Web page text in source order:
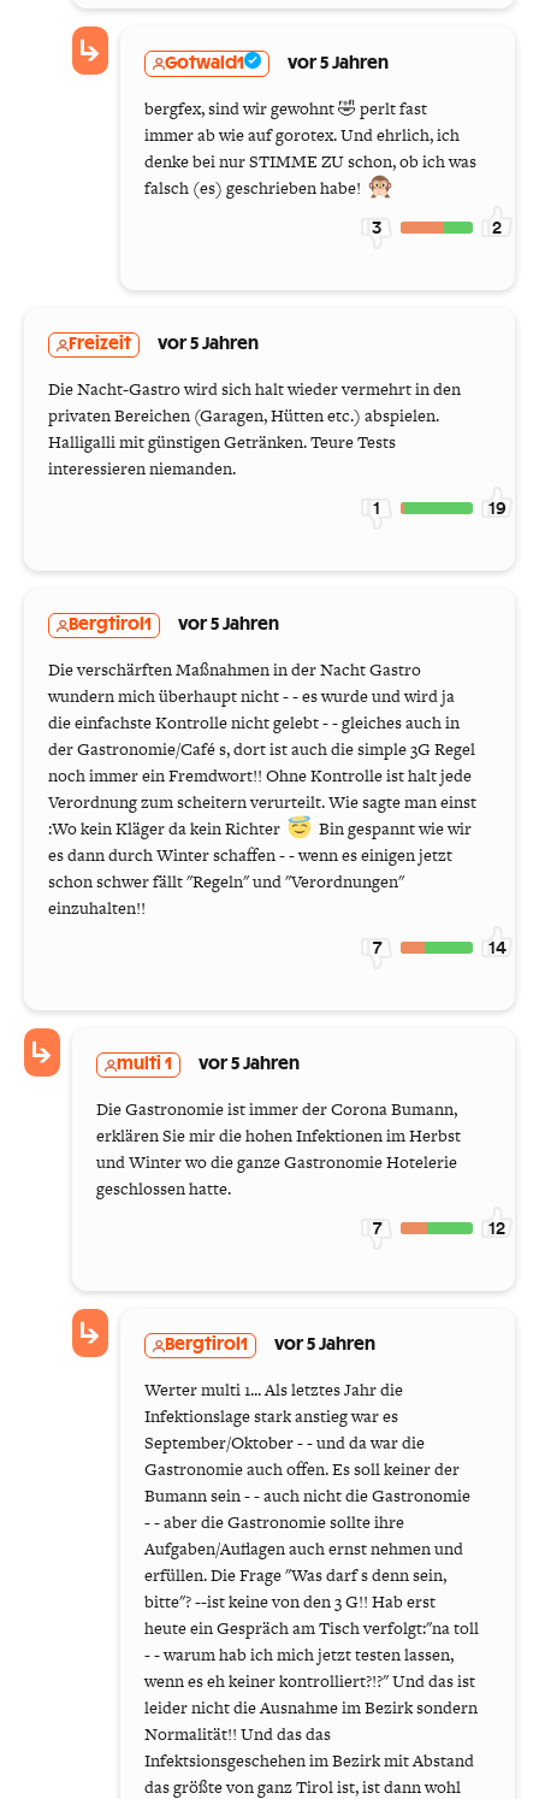
Gotwald1 vor 5 Jahren
bergfex, sind wir gewohnt 🤣 perlt fast
immer ab wie auf gorotex. Und ehrlich, ich
denke bei nur STIMME ZU schon, ob ich was
falsch (es) geschrieben habe!
3 2
Freizeit vor 5 Jahren
Die Nacht-Gastro wird sich halt wieder vermehrt in den
privaten Bereichen (Garagen, Hütten etc.) abspielen.
Halligalli mit günstigen Getränken. Teure Tests
interessieren niemanden.
1 19
Bergtirol1 vor 5 Jahren
Die verschärften Maßnahmen in der Nacht Gastro
wundern mich überhaupt nicht - - es wurde und wird ja
die einfachste Kontrolle nicht gelebt - - gleiches auch in
der Gastronomie/Café s, dort ist auch die simple 3G Regel
noch immer ein Fremdwort!! Ohne Kontrolle ist halt jede
Verordnung zum scheitern verurteilt. Wie sagte man einst
:Wo kein Kläger da kein Richter
Bin gespannt wie wir
es dann durch Winter schaffen - - wenn es einigen jetzt
schon schwer fällt "Regeln" und "Verordnungen"
einzuhalten!!
7 14
multi 1 vor 5 Jahren
Die Gastronomie ist immer der Corona Bumann,
erklären Sie mir die hohen Infektionen im Herbst
und Winter wo die ganze Gastronomie Hotelerie
geschlossen hatte.
7 12
Bergtirol1 vor 5 Jahren
Werter multi 1... Als letztes Jahr die
Infektionslage stark anstieg war es
September/Oktober - - und da war die
Gastronomie auch offen. Es soll keiner der
Bumann sein - - auch nicht die Gastronomie
- - aber die Gastronomie sollte ihre
Aufgaben/Auflagen auch ernst nehmen und
erfüllen. Die Frage "Was darf s denn sein,
bitte"? --ist keine von den 3 G!! Hab erst
heute ein Gespräch am Tisch verfolgt:"na toll
- - warum hab ich mich jetzt testen lassen,
wenn es eh keiner kontrolliert?!?" Und das ist
leider nicht die Ausnahme im Bezirk sondern
Normalität!! Und das das
Infektsionsgeschehen im Bezirk mit Abstand
das größte von ganz Tirol ist, ist dann wohl